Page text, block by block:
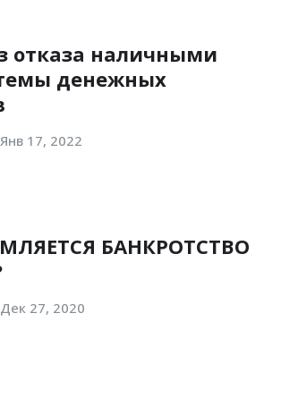
отказа наличными
денежных
Янв 17, 2022
БАНКРОТСТВО
Дек 27, 2020